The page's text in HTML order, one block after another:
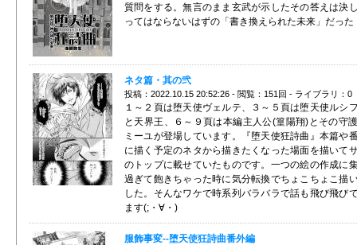
質問をする。無言のまま玄武が示したその答えは決
ってはならないはずの「書き換えられた未来」だった
ネタ篇・其の弐
投稿：2022.10.15 20:52:26 - 閲覧：151回 - ライブラリ：0
１～２頁は堕天使ヴェルテ、３～５頁は堕天使ルシ
と天界王、６～９頁は本編主人公(篁陽翔)とその守
ミーユが登場しています。『堕天使狂詩曲』本篇や
に描く予定のネタから描きたくなった場面を描いて
のトップに載せていたものです。一つの絵の作成に
過ぎて飽きちゃった時に気分転換でちょこちょこ描
した。そんなワケで時系列バラバラで話も飛び飛び
ます(;・∀・)
服飾事変--堕天使狂詩曲番外編